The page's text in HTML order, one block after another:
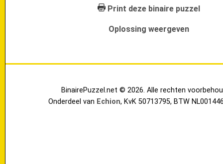
Print deze binaire puzzel
Oplossing weergeven
BinairePuzzel.net © 2026. Alle rechten
Onderdeel van Echion, KvK 50713795, BTW